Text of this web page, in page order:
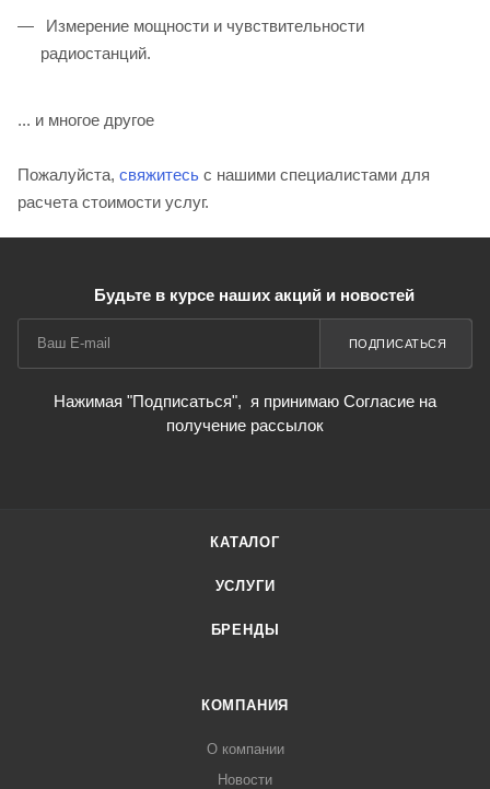
Измерение мощности и чувствительности
радиостанций.
... и многое другое
Пожалуйста, свяжитесь с нашими специалистами для
расчета стоимости услуг.
Будьте в курсе наших акций и новостей
ПОДПИСАТЬСЯ
Нажимая "Подписаться", я принимаю Согласие на
получение рассылок
КАТАЛОГ
УСЛУГИ
БРЕНДЫ
КОМПАНИЯ
О компании
Новости